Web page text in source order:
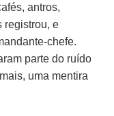
antros,
registrou, e
chefe.
parte do ruído
uma mentira